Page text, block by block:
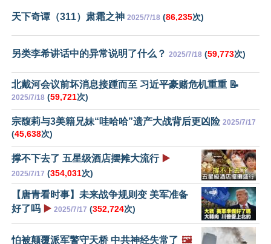
天下奇谭（311）肃霜之神 2025/7/18 (86,235次)
另类李希讲话中的异常说明了什么？ 2025/7/18 (59,773次)
北戴河会议前坏消息接踵而至 习近平豪赌危机重重 📝
2025/7/18 (59,721次)
宗馥莉与3美籍兄妹“哇哈哈”遗产大战背后更凶险 2025/7/17
(45,638次)
撑不下去了 五星级酒店摆摊大流行 ▶️
2025/7/17 (354,031次)
【唐青看时事】未来战争规则变 美军准备
好了吗 ▶️ 2025/7/17 (352,724次)
怕被颠覆派军警守天桥 中共神经失常了 🖼️